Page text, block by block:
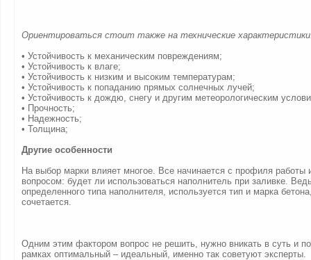
Ориентироваться стоит также на технические
• Устойчивость к механическим повреждениям;
• Устойчивость к влаге;
• Устойчивость к низким и высоким температурам;
• Устойчивость к попаданию прямых солнечных лучей;
• Устойчивость к дождю, снегу и другим метеорологическим
• Прочность;
• Надежность;
• Толщина;
Другие особенности
На выбор марки влияет многое. Все начинается с профиля работы
вопросом: будет ли использоваться наполнитель при заливке.
определенного типа наполнителя, используется тип и марка
сочетается.
Одним этим фактором вопрос не решить, нужно вникать в суть и
рамках оптимальный – идеальный, именно так советуют эксперты.